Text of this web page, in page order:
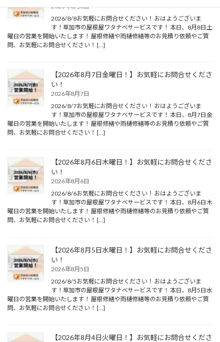
2026年8月8日
2026/8/8お気軽にお問合せください！ おはようございま
す！草加市の屋根屋ワタナベサービスです！ 本日、8月8日土
曜日の営業を開始いたします！ 屋根修繕や雨樋修繕等のお見積り依頼やご質
問、お気軽にお問合せください！ […]
【2026年8月7日金曜日！】お気軽にお問合せくださ
い！
2026年8月7日
2026/8/7お気軽にお問合せください！ おはようございま
す！草加市の屋根屋ワタナベサービスです！ 本日、8月7日金
曜日の営業を開始いたします！ 屋根修繕や雨樋修繕等のお見積り依頼やご質
問、お気軽にお問合せください！ […]
【2026年8月6日木曜日！】お気軽にお問合せくださ
い！
2026年8月6日
2026/8/6お気軽にお問合せください！ おはようございま
す！草加市の屋根屋ワタナベサービスです！ 本日、8月6日木
曜日の営業を開始いたします！ 屋根修繕や雨樋修繕等のお見積り依頼やご質
問、お気軽にお問合せください！ […]
【2026年8月5日水曜日！】お気軽にお問合せくださ
い！
2026年8月5日
2026/8/5お気軽にお問合せください！ おはようございま
す！草加市の屋根屋ワタナベサービスです！ 本日、8月5日水
曜日の営業を開始いたします！ 屋根修繕や雨樋修繕等のお見積り依頼やご質
問、お気軽にお問合せください！ […]
【2026年8月4日火曜日！】お気軽にお問合せくださ